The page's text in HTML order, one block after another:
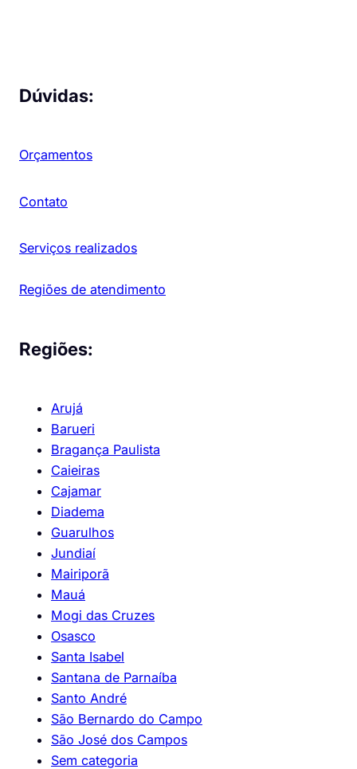
Dúvidas:
Orçamentos
Contato
Serviços realizados
Regiões de atendimento
Regiões:
Arujá
Barueri
Bragança Paulista
Caieiras
Cajamar
Diadema
Guarulhos
Jundiaí
Mairiporã
Mauá
Mogi das Cruzes
Osasco
Santa Isabel
Santana de Parnaíba
Santo André
São Bernardo do Campo
São José dos Campos
Sem categoria